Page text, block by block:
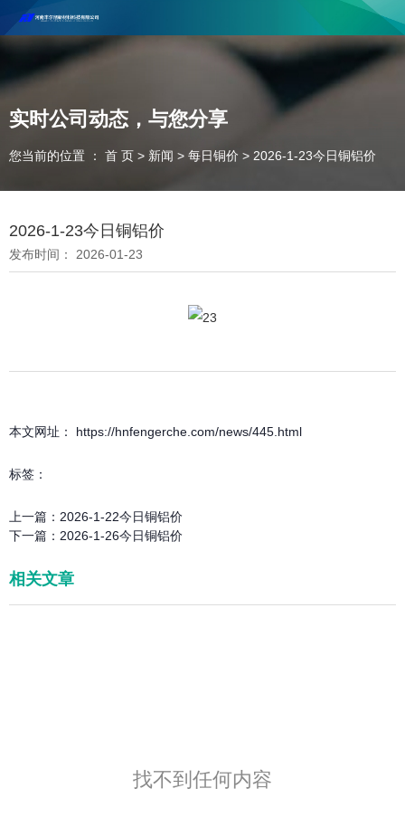
河南丰尔彻新材料科技有限公司欢迎合作咨询！
联系电话：18037947756
实时公司动态，与您分享
您当前的位置 ： 首 页 > 新闻 > 每日铜价 > 2026-1-23今日铜铝价
2026-1-23今日铜铝价
发布时间： 2026-01-23
本文网址： https://hnfengerche.com/news/445.html
标签：
上一篇： 2026-1-22今日铜铝价
下一篇： 2026-1-26今日铜铝价
相关文章
找不到任何内容